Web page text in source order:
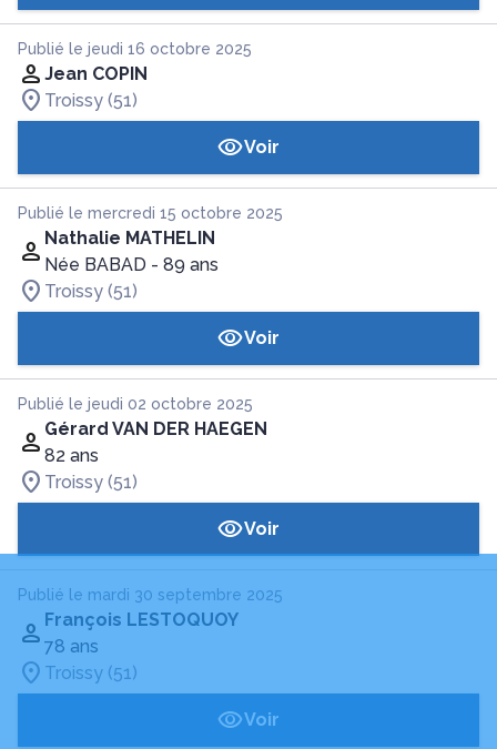
Publié le jeudi 16 octobre 2025
Jean COPIN
Troissy (51)
Voir
Publié le mercredi 15 octobre 2025
Nathalie MATHELIN
Née BABAD - 89 ans
Troissy (51)
Voir
Publié le jeudi 02 octobre 2025
Gérard VAN DER HAEGEN
82 ans
Troissy (51)
Voir
Publié le mardi 30 septembre 2025
François LESTOQUOY
78 ans
Troissy (51)
Voir